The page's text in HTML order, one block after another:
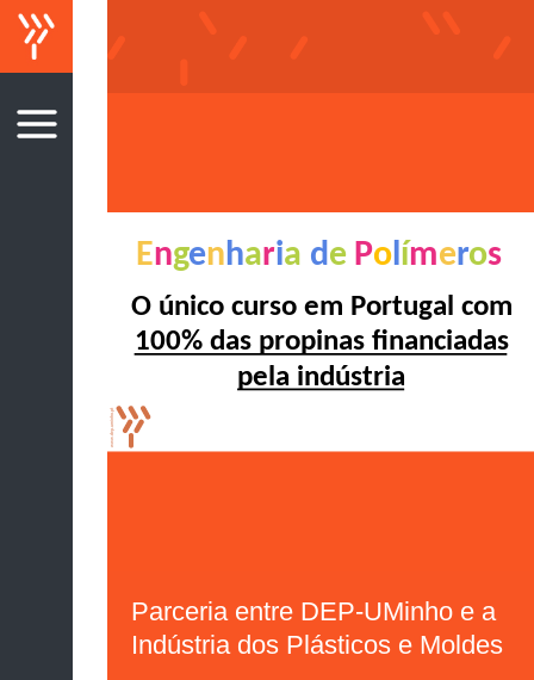
Parceria entre DEP-UMinho e a
Indústria dos Plásticos e Moldes